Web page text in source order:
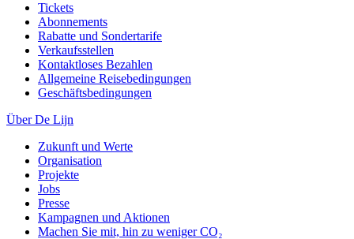
Tickets
Abonnements
Rabatte und Sondertarife
Verkaufsstellen
Kontaktloses Bezahlen
Allgemeine Reisebedingungen
Geschäftsbedingungen
Über De Lijn
Zukunft und Werte
Organisation
Projekte
Jobs
Presse
Kampagnen und Aktionen
Machen Sie mit, hin zu weniger CO₂